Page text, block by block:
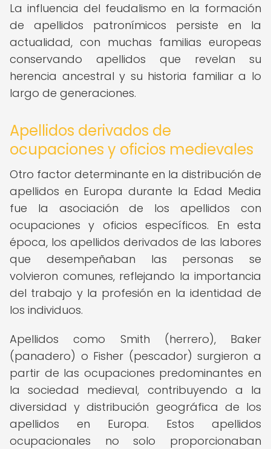
La influencia del feudalismo en la formación
de apellidos patronímicos persiste en la
actualidad, con muchas familias europeas
conservando apellidos que revelan su
herencia ancestral y su historia familiar a lo
largo de generaciones.
Apellidos derivados de
ocupaciones y oficios medievales
Otro factor determinante en la distribución de
apellidos en Europa durante la Edad Media
fue la asociación de los apellidos con
ocupaciones y oficios específicos. En esta
época, los apellidos derivados de las labores
que desempeñaban las personas se
volvieron comunes, reflejando la importancia
del trabajo y la profesión en la identidad de
los individuos.
Apellidos como Smith (herrero), Baker
(panadero) o Fisher (pescador) surgieron a
partir de las ocupaciones predominantes en
la sociedad medieval, contribuyendo a la
diversidad y distribución geográfica de los
apellidos en Europa. Estos apellidos
ocupacionales no solo proporcionaban